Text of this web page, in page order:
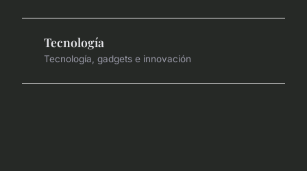
Tecnología
Tecnología, gadgets e innovación